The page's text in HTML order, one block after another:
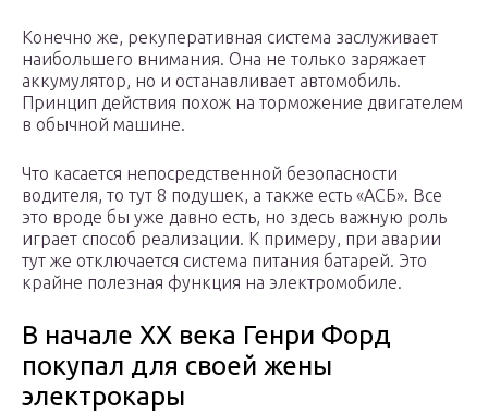
Конечно же, рекуперативная система заслуживает
наибольшего внимания. Она не только заряжает
аккумулятор, но и останавливает автомобиль.
Принцип действия похож на торможение двигателем
в обычной машине.
Что касается непосредственной безопасности
водителя, то тут 8 подушек, а также есть «АСБ». Все
это вроде бы уже давно есть, но здесь важную роль
играет способ реализации. К примеру, при аварии
тут же отключается система питания батарей. Это
крайне полезная функция на электромобиле.
В начале XX века Генри Форд
покупал для своей жены
электрокары